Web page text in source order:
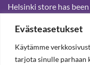
Evästeasetukset
Käytämme
tarjota sinulle parhaan
Helsinki store has
customers for passed
shop and webstore.